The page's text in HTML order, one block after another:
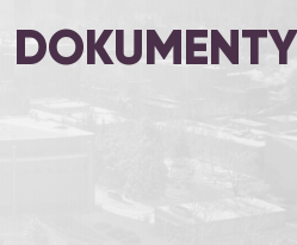
DOKUMENTY